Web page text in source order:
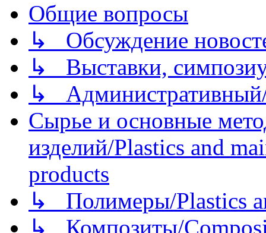
Общие вопросы
↳ Обсуждение
↳ Выставки,
↳
Сырье и основные
изделий/Plastics and
products
↳ Полимеры/Plastics
↳ Композиты/